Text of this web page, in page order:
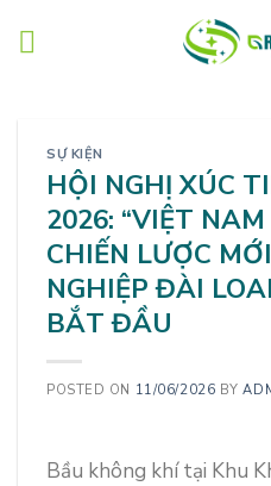
SỰ KIỆN
HỘI NGHỊ XÚC
2026: “VIỆT
CHIẾN LƯỢC
NGHIỆP ĐÀI
BẮT ĐẦU
POSTED ON 11/06/2026 BY
Bầu không khí tại Khu